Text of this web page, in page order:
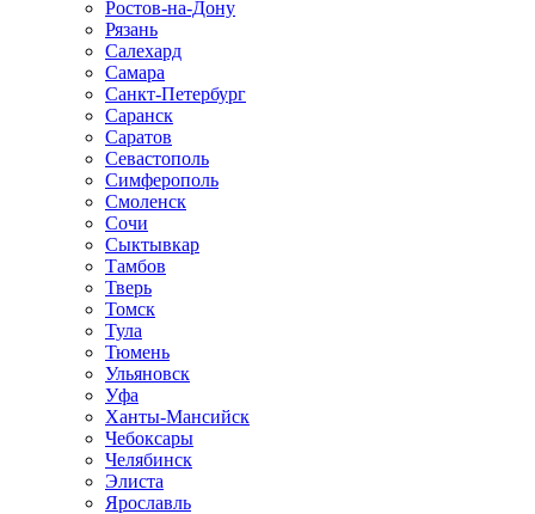
Ростов-на-Дону
Рязань
Салехард
Самара
Санкт-Петербург
Саранск
Саратов
Севастополь
Симферополь
Смоленск
Сочи
Сыктывкар
Тамбов
Тверь
Томск
Тула
Тюмень
Ульяновск
Уфа
Ханты-Мансийск
Чебоксары
Челябинск
Элиста
Ярославль